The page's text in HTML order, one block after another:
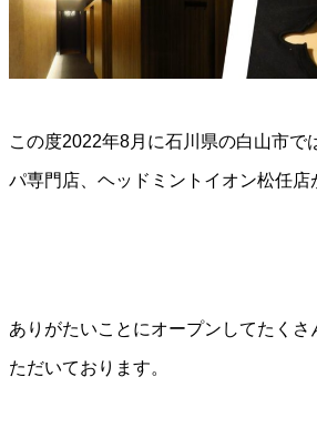
この度2022年8月に石川県の白山市で
パ専門店、ヘッドミントイオン松任店
ありがたいことにオープンしてたく
ただいております。